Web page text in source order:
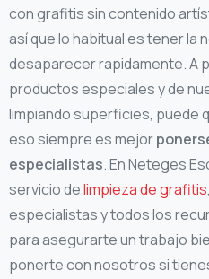
con grafitis sin contenido
así que lo habitual es tener la
desaparecer rapidamente. A
productos especiales y de
limpiando superficies, puede
eso siempre es mejor
especialistas. En Neteges
servicio delimpieza de grafitis
especialistas y todos los
para asegurarte un trabajo
ponerte con nosotros si